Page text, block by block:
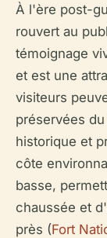
À l'ère post-
rouvert au
témoignage
et est une
visiteurs
préservées
historique et
côte
basse,
chaussée et
près (Fort